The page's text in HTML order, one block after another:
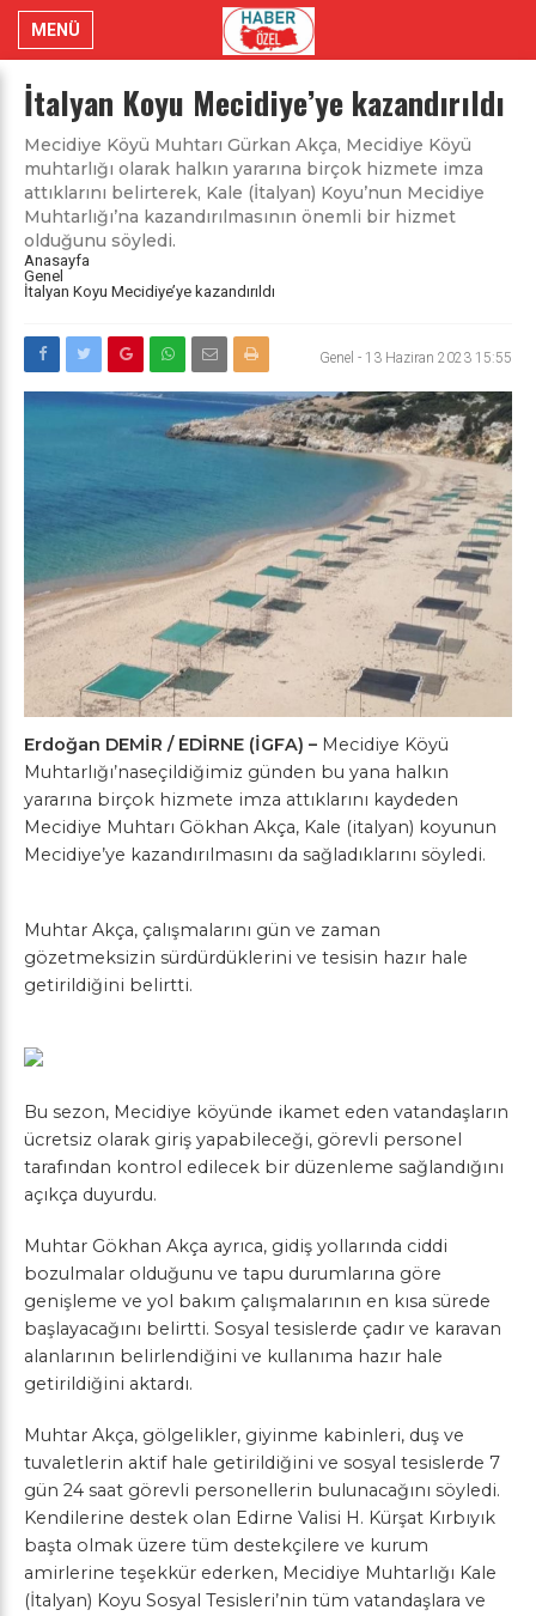
MENÜ
İtalyan Koyu Mecidiye’ye kazandırıldı
Mecidiye Köyü Muhtarı Gürkan Akça, Mecidiye Köyü
muhtarlığı olarak halkın yararına birçok hizmete imza
attıklarını belirterek, Kale (İtalyan) Koyu’nun Mecidiye
Muhtarlığı’na kazandırılmasının önemli bir hizmet
olduğunu söyledi.
Anasayfa
Genel
İtalyan Koyu Mecidiye’ye kazandırıldı
Genel - 13 Haziran 2023 15:55
Erdoğan DEMİR / EDİRNE (İGFA) – Mecidiye Köyü
Muhtarlığı’naseçildiğimiz günden bu yana halkın
yararına birçok hizmete imza attıklarını kaydeden
Mecidiye Muhtarı Gökhan Akça, Kale (italyan) koyunun
Mecidiye’ye kazandırılmasını da sağladıklarını söyledi.
Muhtar Akça, çalışmalarını gün ve zaman
gözetmeksizin sürdürdüklerini ve tesisin hazır hale
getirildiğini belirtti.
Bu sezon, Mecidiye köyünde ikamet eden vatandaşların
ücretsiz olarak giriş yapabileceği, görevli personel
tarafından kontrol edilecek bir düzenleme sağlandığını
açıkça duyurdu.
Muhtar Gökhan Akça ayrıca, gidiş yollarında ciddi
bozulmalar olduğunu ve tapu durumlarına göre
genişleme ve yol bakım çalışmalarının en kısa sürede
başlayacağını belirtti. Sosyal tesislerde çadır ve karavan
alanlarının belirlendiğini ve kullanıma hazır hale
getirildiğini aktardı.
Muhtar Akça, gölgelikler, giyinme kabinleri, duş ve
tuvaletlerin aktif hale getirildiğini ve sosyal tesislerde 7
gün 24 saat görevli personellerin bulunacağını söyledi.
Kendilerine destek olan Edirne Valisi H. Kürşat Kırbıyık
başta olmak üzere tüm destekçilere ve kurum
amirlerine teşekkür ederken, Mecidiye Muhtarlığı Kale
(İtalyan) Koyu Sosyal Tesisleri’nin tüm vatandaşlara ve